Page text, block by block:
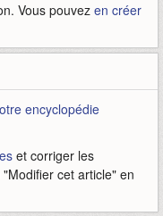
Vous pouvez en créer
encyclopédie
et corriger les
cet article" en